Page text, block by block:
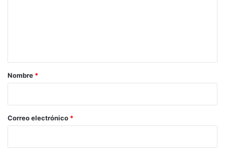
r
*
Nombre *
Correo electrónico *